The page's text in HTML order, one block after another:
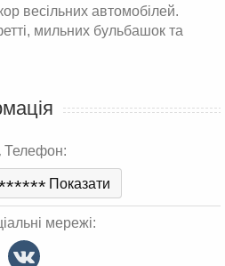
весільних автомобілей.
мильних бульбашок та
Телефон:
***** Показати
мережі: